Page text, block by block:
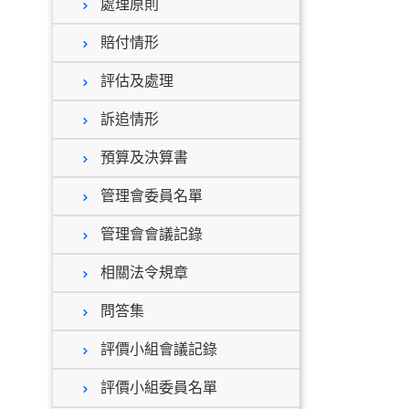
處理原則
賠付情形
評估及處理
訴追情形
預算及決算書
管理會委員名單
管理會會議記錄
相關法令規章
問答集
評價小組會議記錄
評價小組委員名單